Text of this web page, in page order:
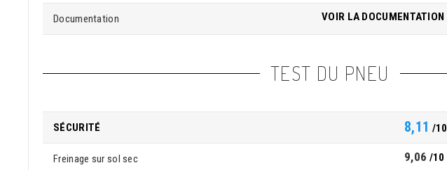
Documentation VOIR LA DOCUMENTATION
TEST DU PNEU
SÉCURITÉ 8,11 /10
Freinage sur sol sec 9,06 /10